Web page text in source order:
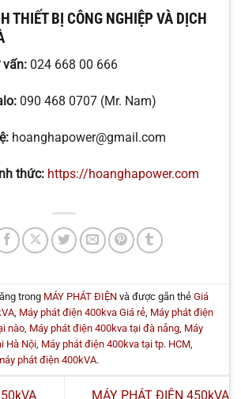
THIẾT BỊ CÔNG NGHIỆP VÀ DỊCH
024 668 00 666
090 468 0707 (Mr. Nam)
hoanghapower@gmail.com
thức: https://hoanghapower.com
trong MÁY PHÁT ĐIỆN và được gắn thẻGiá
Máy phát điện 400kva Giá rẻ Máy phát điện
nào Máy phát điện 400kva tại đà nẵng Máy
Hà Nội Máy phát điện 400kva tại tp. HCM
phát điện 400kVA.
MÁY PHÁT ĐIỆN 450kVA